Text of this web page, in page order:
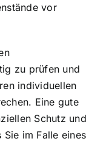
vor
zu prüfen und
individuellen
Eine gute
Schutz und
im Falle eines